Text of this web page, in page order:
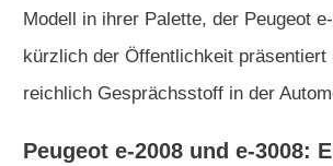
Modell in ihrer Palette, der Peugeot
kürzlich der Öffentlichkeit präsentiert
reichlich Gesprächsstoff in der
Peugeot e-2008 und e-3008: